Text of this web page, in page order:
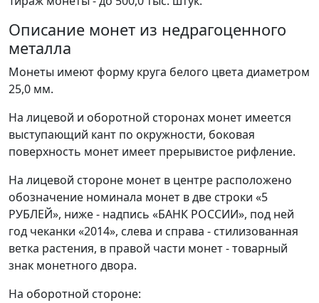
Описание монет из недрагоценного
металла
Монеты имеют форму круга белого цвета диаметром
25,0 мм.
На лицевой и оборотной сторонах монет имеется
выступающий кант по окружности, боковая
поверхность монет имеет прерывистое рифление.
На лицевой стороне монет в центре расположено
обозначение номинала монет в две строки «5
РУБЛЕЙ», ниже - надпись «БАНК РОССИИ», под ней
год чеканки «2014», слева и справа - стилизованная
ветка растения, в правой части монет - товарный
знак монетного двора.
На оборотной стороне: